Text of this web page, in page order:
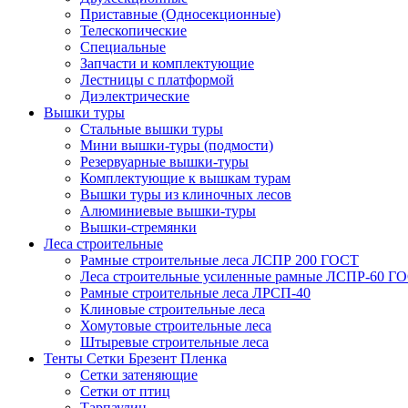
Приставные (Односекционные)
Телескопические
Специальные
Запчасти и комплектующие
Лестницы с платформой
Диэлектрические
Вышки туры
Стальные вышки туры
Мини вышки-туры (подмости)
Резервуарные вышки-туры
Комплектующие к вышкам турам
Вышки туры из клиночных лесов
Алюминиевые вышки-туры
Вышки-стремянки
Леса строительные
Рамные строительные леса ЛСПР 200 ГОСТ
Леса строительные усиленные рамные ЛСПР-60
Рамные строительные леса ЛРСП-40
Клиновые строительные леса
Хомутовые строительные леса
Штыревые строительные леса
Тенты Сетки Брезент Пленка
Сетки затеняющие
Сетки от птиц